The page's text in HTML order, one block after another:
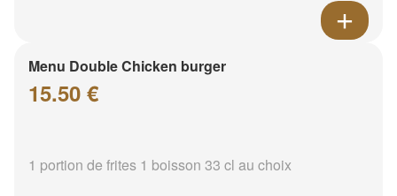
Menu Double Chicken burger
15.50 €
1 portion de frites 1 boisson 33 cl au choix